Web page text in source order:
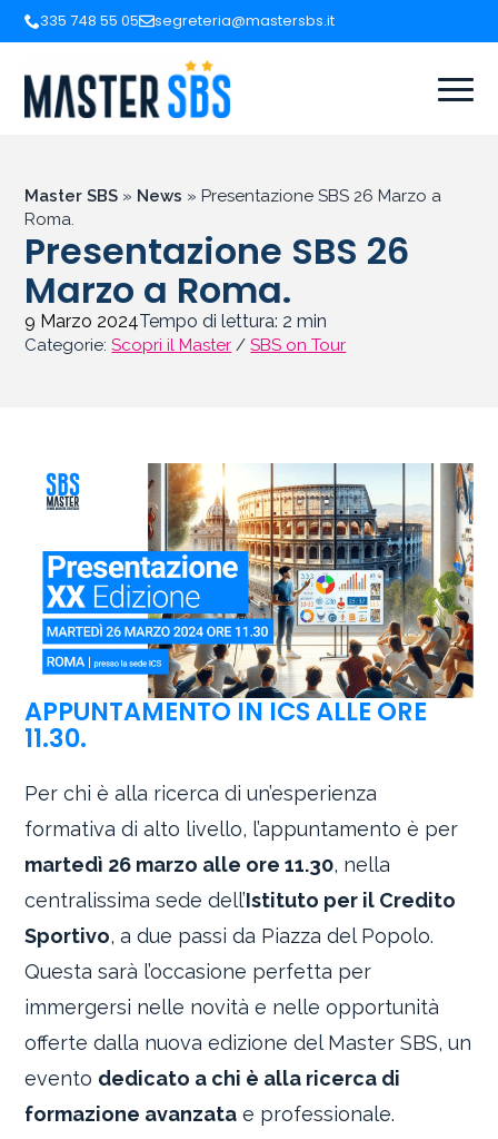
335 748 55 05 segreteria@mastersbs.it
Master SBS » News » Presentazione SBS 26 Marzo a
Roma.
Presentazione SBS 26
Marzo a Roma.
9 Marzo 2024Tempo di lettura: 2 min
Categorie:Scopri il Master /SBS on Tour
APPUNTAMENTO IN ICS ALLE ORE
11.30.
Per chi è alla ricerca di un’esperienza
formativa di alto livello, l’appuntamento è per
martedì 26 marzo alle ore 11.30, nella
centralissima sede dell’Istituto per il Credito
Sportivo, a due passi da Piazza del Popolo.
Questa sarà l’occasione perfetta per
immergersi nelle novità e nelle opportunità
offerte dalla nuova edizione del Master SBS, un
evento dedicato a chi è alla ricerca di
formazione avanzata e professionale.